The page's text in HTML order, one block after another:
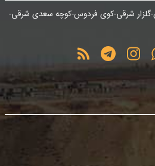
گلزار شرقی-کوی فردوس-کوچه سعدی شرقی-